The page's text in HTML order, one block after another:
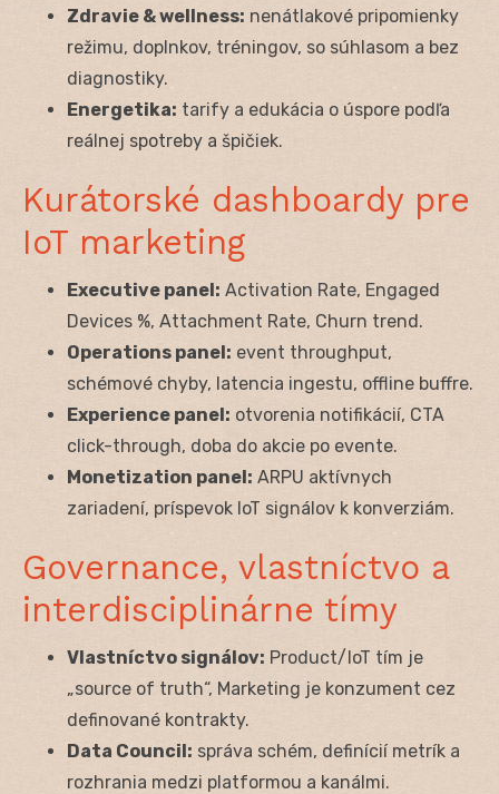
Zdravie & wellness: nenátlakové pripomienky
režimu, doplnkov, tréningov, so súhlasom a bez
diagnostiky.
Energetika: tarify a edukácia o úspore podľa
reálnej spotreby a špičiek.
Kurátorské dashboardy pre
IoT marketing
Executive panel: Activation Rate, Engaged
Devices %, Attachment Rate, Churn trend.
Operations panel: event throughput,
schémové chyby, latencia ingestu, offline buffre.
Experience panel: otvorenia notifikácií, CTA
click-through, doba do akcie po evente.
Monetization panel: ARPU aktívnych
zariadení, príspevok IoT signálov k konverziám.
Governance, vlastníctvo a
interdisciplinárne tímy
Vlastníctvo signálov: Product/IoT tím je
„source of truth“, Marketing je konzument cez
definované kontrakty.
Data Council: správa schém, definícií metrík a
rozhrania medzi platformou a kanálmi.